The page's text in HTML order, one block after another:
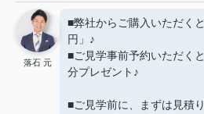
落石 元
■弊社からご購入いただく
円」♪
■ご見学事前予約いただく
分プレゼント♪
■ご見学前に、まずは見積